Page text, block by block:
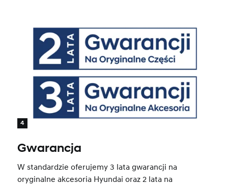
4
Gwarancja
W standardzie oferujemy 3 lata gwarancji na
oryginalne akcesoria Hyundai oraz 2 lata na